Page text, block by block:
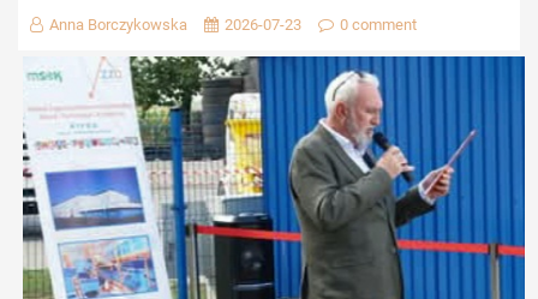
Anna Borczykowska 2026-07-23 0 comment